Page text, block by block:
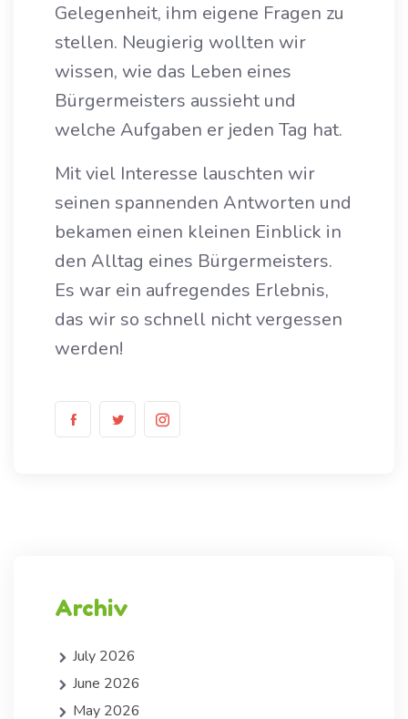
Gelegenheit, ihm eigene Fragen zu
stellen. Neugierig wollten wir
wissen, wie das Leben eines
Bürgermeisters aussieht und
welche Aufgaben er jeden Tag hat.
Mit viel Interesse lauschten wir
seinen spannenden Antworten und
bekamen einen kleinen Einblick in
den Alltag eines Bürgermeisters.
Es war ein aufregendes Erlebnis,
das wir so schnell nicht vergessen
werden!
Archiv
July 2026
June 2026
May 2026